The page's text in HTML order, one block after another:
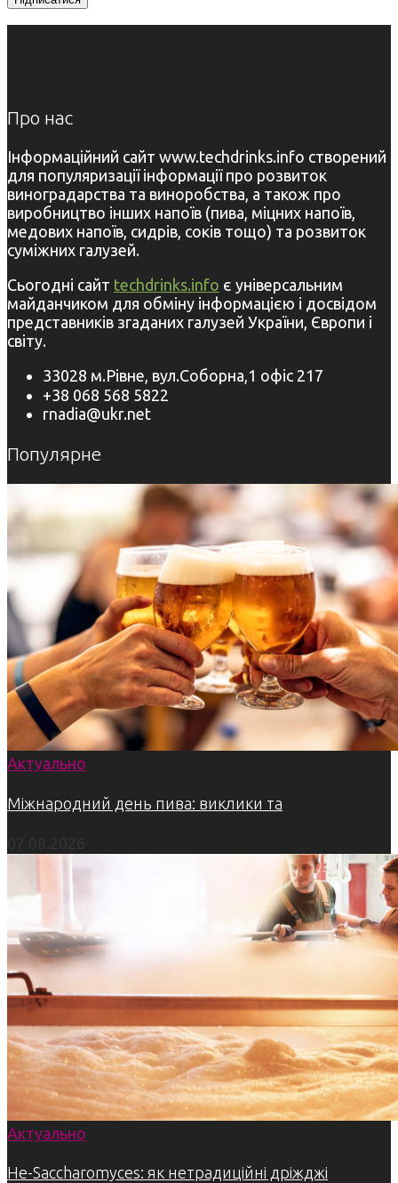
Про нас
Інформаційний сайт www.techdrinks.info створений
для популяризації інформації про розвиток
виноградарства та виноробства, а також про
виробництво інших напоїв (пива, міцних напоїв,
медових напоїв, сидрів, соків тощо) та розвиток
суміжних галузей.
Сьогодні сайт techdrinks.info є універсальним
майданчиком для обміну інформацією і досвідом
представників згаданих галузей України, Європи і
світу.
33028 м.Рівне, вул.Соборна,1 офіс 217
+38 068 568 5822
rnadia@ukr.net
Популярне
Актуально
Міжнародний день пива: виклики та
Актуально
Не-Saccharomyces: як нетрадиційні дріжджі